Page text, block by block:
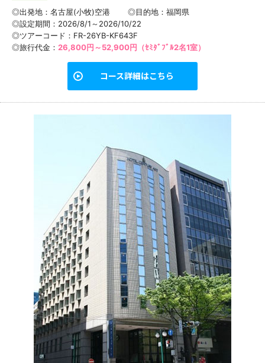
◎出発地：名古屋(小牧)空港 ◎目的地： 福岡県
◎設定期間：2026/8/1～2026/10/22
◎ツアーコード：FR-26YB-KF643F
◎旅行代金： 26,800円～52,900円（ｾﾐﾀﾞﾌﾞﾙ2名1室）
コース詳細はこちら